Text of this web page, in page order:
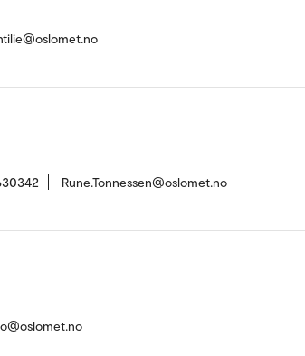
Rune.Tonnessen@oslomet.no